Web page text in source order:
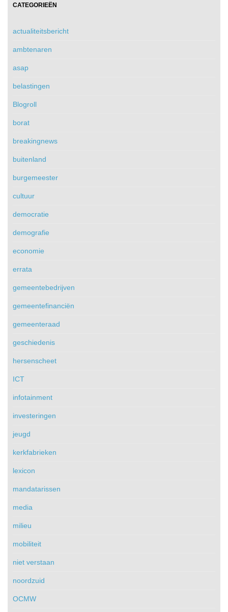
CATEGORIEËN
actualiteitsbericht
ambtenaren
asap
belastingen
Blogroll
borat
breakingnews
buitenland
burgemeester
cultuur
democratie
demografie
economie
errata
gemeentebedrijven
gemeentefinanciën
gemeenteraad
geschiedenis
hersenscheet
ICT
infotainment
investeringen
jeugd
kerkfabrieken
lexicon
mandatarissen
media
milieu
mobiliteit
niet verstaan
noordzuid
OCMW